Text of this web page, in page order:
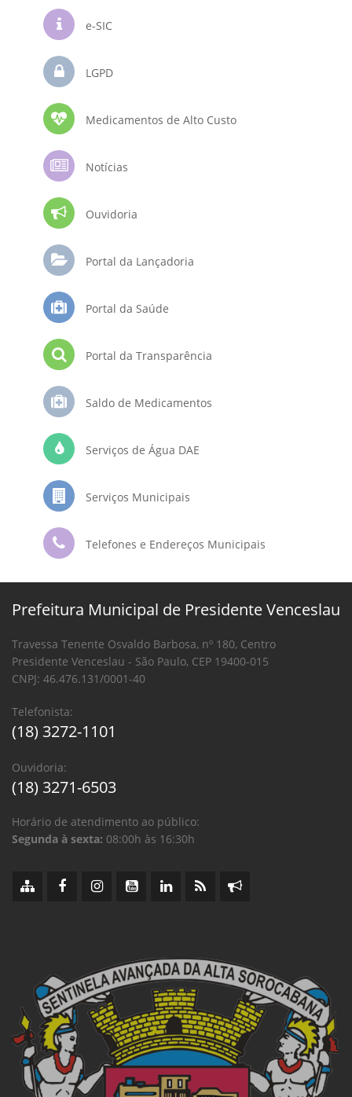
e-SIC
LGPD
Medicamentos de Alto Custo
Notícias
Ouvidoria
Portal da Lançadoria
Portal da Saúde
Portal da Transparência
Saldo de Medicamentos
Serviços de Água DAE
Serviços Municipais
Telefones e Endereços Municipais
Prefeitura Municipal de Presidente Venceslau
Travessa Tenente Osvaldo Barbosa, nº 180, Centro
Presidente Venceslau - São Paulo, CEP 19400-015
CNPJ: 46.476.131/0001-40
Telefonista:
(18) 3272-1101
Ouvidoria:
(18) 3271-6503
Horário de atendimento ao público:
Segunda à sexta: 08:00h às 16:30h